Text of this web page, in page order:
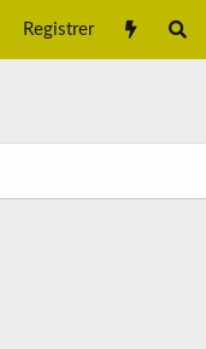
Registrer